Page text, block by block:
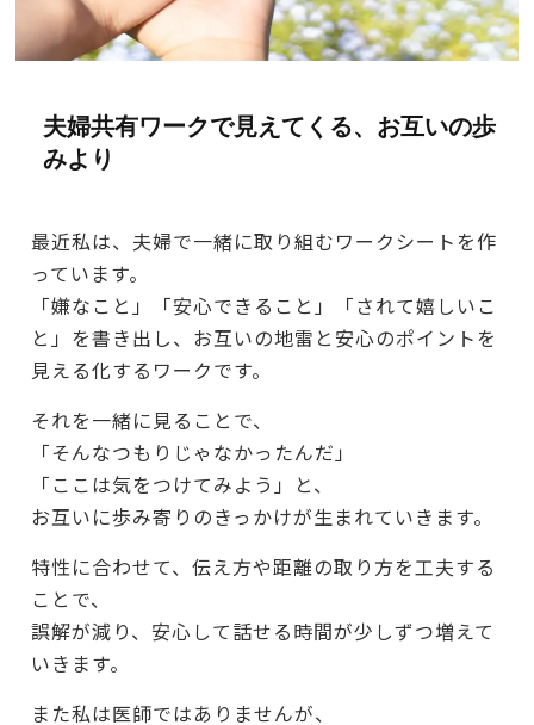
夫婦共有ワークで見えてくる、お互いの歩
みより
最近私は、夫婦で一緒に取り組むワークシートを作
っています。
「嫌なこと」「安心できること」「されて嬉しいこ
と」を書き出し、お互いの地雷と安心のポイントを
見える化するワークです。
それを一緒に見ることで、
「そんなつもりじゃなかったんだ」
「ここは気をつけてみよう」と、
お互いに歩み寄りのきっかけが生まれていきます。
特性に合わせて、伝え方や距離の取り方を工夫する
ことで、
誤解が減り、安心して話せる時間が少しずつ増えて
いきます。
また私は医師ではありませんが、